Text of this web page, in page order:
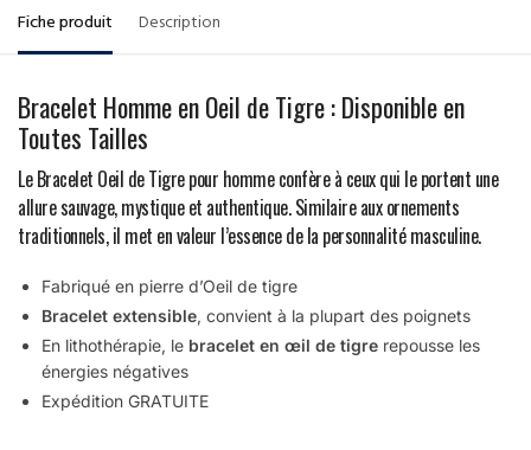
Fiche produit Description
Bracelet Homme en Oeil de Tigre : Disponible en
Toutes Tailles
Le Bracelet Oeil de Tigre pour homme confère à ceux qui le portent une
allure sauvage, mystique et authentique. Similaire aux ornements
traditionnels, il met en valeur l’essence de la personnalité masculine.
Fabriqué en pierre d’Oeil de tigre
Bracelet extensible, convient à la plupart des poignets
En lithothérapie, le bracelet en œil de tigre repousse les
énergies négatives
Expédition GRATUITE